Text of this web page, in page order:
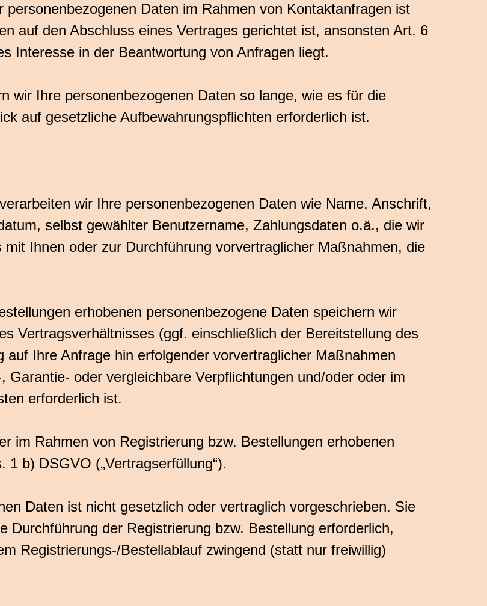
Daten im Rahmen von Kontaktanfragen ist
auf den Abschluss eines Vertrages gerichtet ist, ansonsten Art. 6
Interesse in der Beantwortung von Anfragen liegt.
wir Ihre personenbezogenen Daten so lange, wie es für die
auf gesetzliche Aufbewahrungspflichten erforderlich ist.
wir Ihre personenbezogenen Daten wie Name, Anschrift,
selbst gewählter Benutzername, Zahlungsdaten o.ä., die wir
Ihnen oder zur Durchführung vorvertraglicher Maßnahmen, die
erhobenen personenbezogene Daten speichern wir
Vertragsverhältnisses (ggf. einschließlich der Bereitstellung des
Ihre Anfrage hin erfolgender vorvertraglicher Maßnahmen
Garantie- oder vergleichbare Verpflichtungen und/oder oder im
erforderlich ist.
im Rahmen von Registrierung bzw. Bestellungen erhobenen
b) DSGVO („Vertragserfüllung“).
Daten ist nicht gesetzlich oder vertraglich vorgeschrieben. Sie
Durchführung der Registrierung bzw. Bestellung erforderlich,
Registrierungs-/Bestellablauf zwingend (statt nur freiwillig)